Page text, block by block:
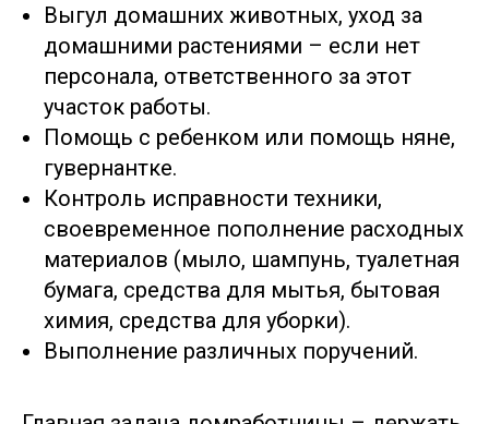
Выгул домашних животных, уход за
домашними растениями – если нет
персонала, ответственного за этот
участок работы.
Помощь с ребенком или помощь няне,
гувернантке.
Контроль исправности техники,
своевременное пополнение расходных
материалов (мыло, шампунь, туалетная
бумага, средства для мытья, бытовая
химия, средства для уборки).
Выполнение различных поручений.